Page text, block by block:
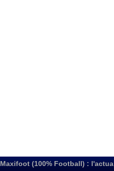
Maxifoot (100% Football) :